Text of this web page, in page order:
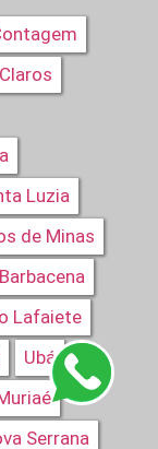
Luzia
de Minas
Barbacena
Lafaiete
Ubá
Serrana